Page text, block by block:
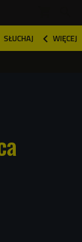
SŁUCHAJ  WIĘCEJ
